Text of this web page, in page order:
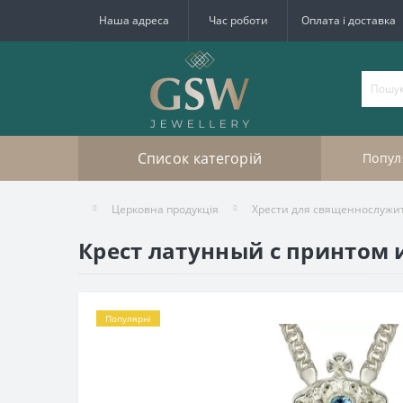
Наша адреса Час роботи Оплата і доставка
Список категорій
Церковна продукція Хрести для
Крест латунный с принтом
Популярні